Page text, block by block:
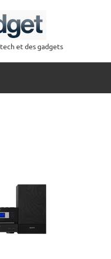
et des gadgets